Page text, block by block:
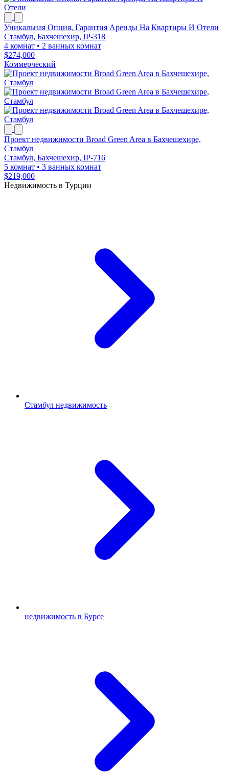
Уникальная Опция, Гарантия Аренды На Квартиры И Отели
Стамбул, Бахчешехир, IP-318
4 комнат • 2 ванных комнат
$274,000
Коммерческий
Проект недвижимости Broad Green Area в Бахчешехире,
Стамбул
Стамбул, Бахчешехир, IP-716
5 комнат • 3 ванных комнат
$219,000
Недвижимость в Турции
Стамбул недвижимость
недвижимость в Бурсе